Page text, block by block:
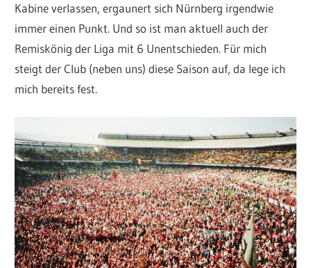
Kabine verlassen, ergaunert sich Nürnberg irgendwie
immer einen Punkt. Und so ist man aktuell auch der
Remiskönig der Liga mit 6 Unentschieden. Für mich
steigt der Club (neben uns) diese Saison auf, da lege ich
mich bereits fest.